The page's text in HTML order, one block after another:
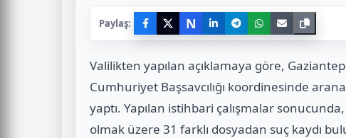
Paylaş: N
Valilikten yapılan açıklamaya göre,
Cumhuriyet Başsavcılığı koordinesinde
yaptı. Yapılan istihbari çalışmalar
olmak üzere 31 farklı dosyadan suç kaydı